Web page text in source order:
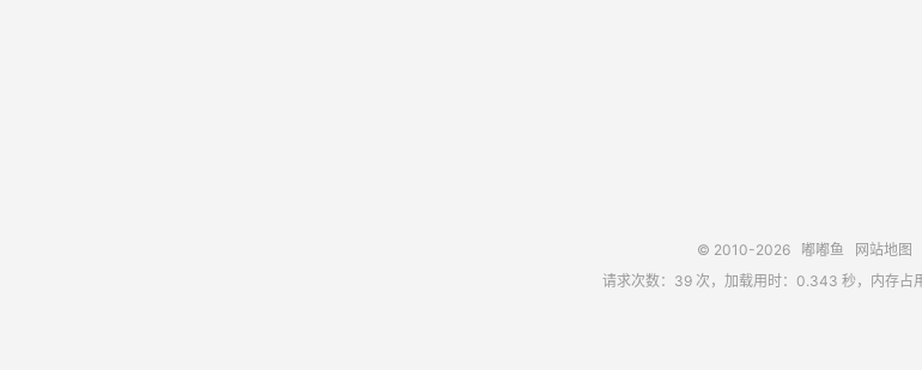
© 2010-2026 嘟嘟鱼
网站地图
请求次数：39 次，加载用时：0.343 秒，内存占